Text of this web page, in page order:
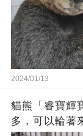
2024/01/13
貓熊「睿寶輝
多，可以輪著